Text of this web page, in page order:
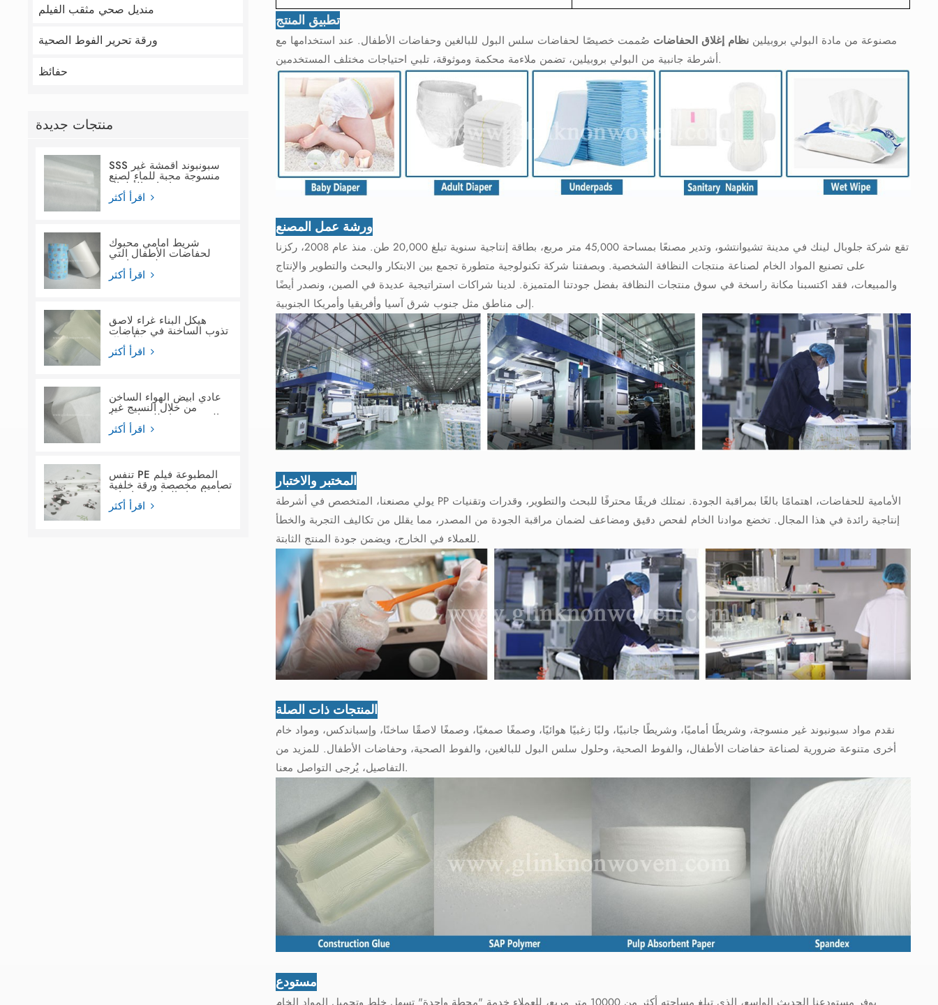
منديل صحي مثقب الفيلم
ورقة تحرير الفوط الصحية
حفائظ
منتجات جديدة
SSS سبونبوند أقمشة غير
منسوجة محبة للماء لصنع
حفاضات الأطفال
شريط أمامي محبوك
لحفاضات الأطفال التي
تستخدم لمرة واحدة
هيكل البناء غراء لاصق
تذوب الساخنة في حفاضات
الأطفال
عادي أبيض الهواء الساخن
من خلال النسيج غير
المنسوج ماء للنساء فوط
صحية
تنفس PE المطبوعة فيلم
تصاميم مخصصة ورقة خلفية
فيلم المواد الخام لحفاضات
الأطفال
تطبيق المنتج
مصنوعة من مادة البولي بروبيلين نظام إغلاق الحفاضات صُممت خصيصًا لحفاضات سلس البول للبالغين وحفاضات الأطفال. عند استخدامها مع
أشرطة جانبية من البولي بروبيلين، تضمن ملاءمة محكمة وموثوقة، تلبي احتياجات مختلف المستخدمين.
ورشة عمل المصنع
تقع شركة جلوبال لينك في مدينة تشيوانتشو، وتدير مصنعًا بمساحة 45,000 متر مربع، بطاقة إنتاجية سنوية تبلغ 20,000 طن. منذ عام 2008، ركزنا
على تصنيع المواد الخام لصناعة منتجات النظافة الشخصية. وبصفتنا شركة تكنولوجية متطورة تجمع بين الابتكار والبحث والتطوير والإنتاج
والمبيعات، فقد اكتسبنا مكانة راسخة في سوق منتجات النظافة بفضل جودتنا المتميزة. لدينا شراكات استراتيجية عديدة في الصين، ونصدر أيضًا
إلى مناطق مثل جنوب شرق آسيا وأفريقيا وأمريكا الجنوبية.
المختبر والاختبار
يولي مصنعنا، المتخصص في أشرطة PP الأمامية للحفاضات، اهتمامًا بالغًا بمراقبة الجودة. نمتلك فريقًا محترفًا للبحث والتطوير، وقدرات وتقنيات
إنتاجية رائدة في هذا المجال. تخضع موادنا الخام لفحص دقيق ومضاعف لضمان مراقبة الجودة من المصدر، مما يقلل من تكاليف التجربة والخطأ
للعملاء في الخارج، ويضمن جودة المنتج الثابتة.
المنتجات ذات الصلة
نقدم مواد سبونبوند غير منسوجة، وشريطًا أماميًا، وشريطًا جانبيًا، ولبًا زغبيًا هوائيًا، وصمغًا صمغيًا، وصمغًا لاصقًا ساخنًا، وإسباندكس، ومواد خام
أخرى متنوعة ضرورية لصناعة حفاضات الأطفال، والفوط الصحية، وحلول سلس البول للبالغين، والفوط الصحية، وحفاضات الأطفال. للمزيد من
التفاصيل، يُرجى التواصل معنا.
مستودع